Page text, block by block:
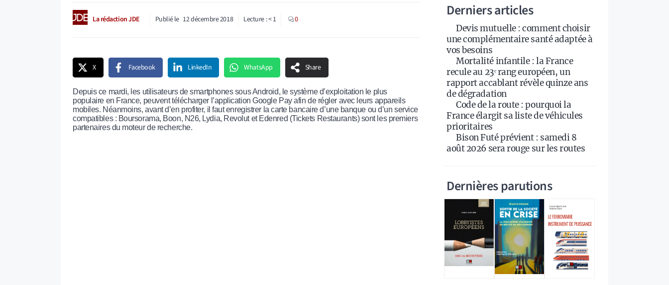
La rédaction JDE Publié le 12 décembre 2018 Lecture :< 1 0
X Facebook LinkedIn WhatsApp Share
Depuis ce mardi, les utilisateurs de smartphones sous Android, le système d’exploitation le plus
populaire en France, peuvent télécharger l’application Google Pay afin de régler avec leurs appareils
mobiles. Néanmoins, avant d’en profiter, il faut enregistrer la carte bancaire d’une banque ou d’un service
compatibles : Boursorama, Boon, N26, Lydia, Revolut et Edenred (Tickets Restaurants) sont les premiers
partenaires du moteur de recherche.
Derniers articles
Devis mutuelle : comment choisir
une complémentaire santé adaptée à
vos besoins
Mortalité infantile : la France
recule au 23ᵉ rang européen, un
rapport accablant révèle quinze ans
de dégradation
Code de la route : pourquoi la
France élargit sa liste de véhicules
prioritaires
Bison Futé prévient : samedi 8
août 2026 sera rouge sur les routes
Dernières parutions